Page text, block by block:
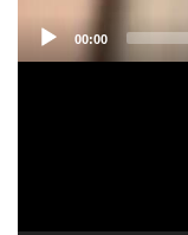
Current
00:00